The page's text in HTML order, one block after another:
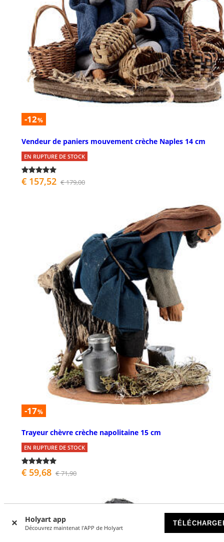
Holyart app
Découvrez maintenat l'APP de Holyart
-12%
Vendeur de paniers mouvement crèche Naples 14 cm
EN RUPTURE DE STOCK
€ 157,52 € 179,00
-17%
Trayeur chèvre crèche napolitaine 15 cm
EN RUPTURE DE STOCK
€ 59,68 € 71,90